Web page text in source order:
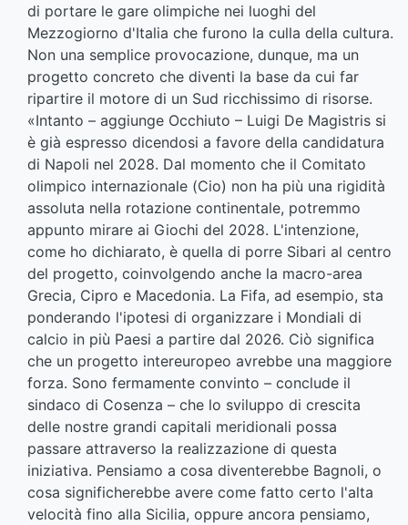
di portare le gare olimpiche nei luoghi del
Mezzogiorno d'Italia che furono la culla della cultura.
Non una semplice provocazione, dunque, ma un
progetto concreto che diventi la base da cui far
ripartire il motore di un Sud ricchissimo di risorse.
«Intanto – aggiunge Occhiuto – Luigi De Magistris si
è già espresso dicendosi a favore della candidatura
di Napoli nel 2028. Dal momento che il Comitato
olimpico internazionale (Cio) non ha più una rigidità
assoluta nella rotazione continentale, potremmo
appunto mirare ai Giochi del 2028. L'intenzione,
come ho dichiarato, è quella di porre Sibari al centro
del progetto, coinvolgendo anche la macro-area
Grecia, Cipro e Macedonia. La Fifa, ad esempio, sta
ponderando l'ipotesi di organizzare i Mondiali di
calcio in più Paesi a partire dal 2026. Ciò significa
che un progetto intereuropeo avrebbe una maggiore
forza. Sono fermamente convinto – conclude il
sindaco di Cosenza – che lo sviluppo di crescita
delle nostre grandi capitali meridionali possa
passare attraverso la realizzazione di questa
iniziativa. Pensiamo a cosa diventerebbe Bagnoli, o
cosa significherebbe avere come fatto certo l'alta
velocità fino alla Sicilia, oppure ancora pensiamo,